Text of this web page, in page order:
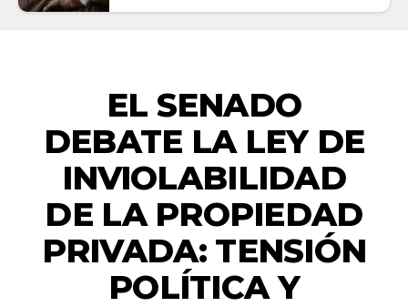
EL SENADO
DEBATE LA LEY DE
INVIOLABILIDAD
DE LA PROPIEDAD
PRIVADA: TENSIÓN
POLÍTICA Y